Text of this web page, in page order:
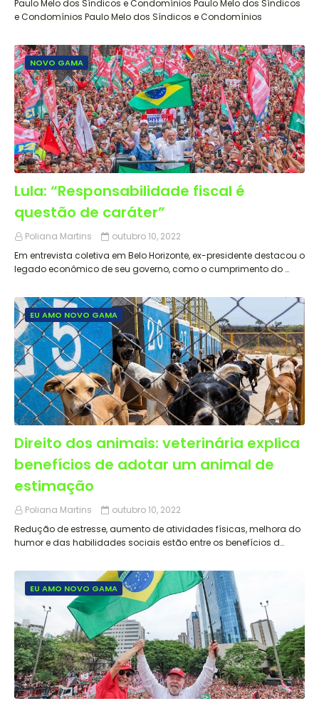
Paulo Melo dos Síndicos e Condomínios Paulo Melo dos Síndicos
e Condomínios Paulo Melo dos Síndicos e Condomínios
NOVO GAMA
Lula: “Responsabilidade fiscal é
questão de caráter”
Poliana Martins
outubro 10, 2022
Em entrevista coletiva em Belo Horizonte, ex-presidente destacou o
legado econômico de seu governo, como o cumprimento do …
EU AMO NOVO GAMA
Direito dos animais: veterinária explica
benefícios de adotar um animal de
estimação
Poliana Martins
outubro 10, 2022
Redução de estresse, aumento de atividades físicas, melhora do
humor e das habilidades sociais estão entre os benefícios d…
EU AMO NOVO GAMA